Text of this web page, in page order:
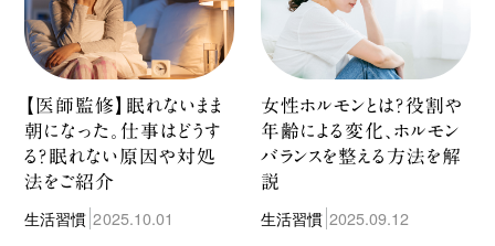
【医師監修】眠れないまま
朝になった。仕事はどうす
る？眠れない原因や対処
法をご紹介
生活習慣 2025.10.01
女性ホルモンとは？役割や
年齢による変化、ホルモン
バランスを整える方法を解
説
生活習慣 2025.09.12